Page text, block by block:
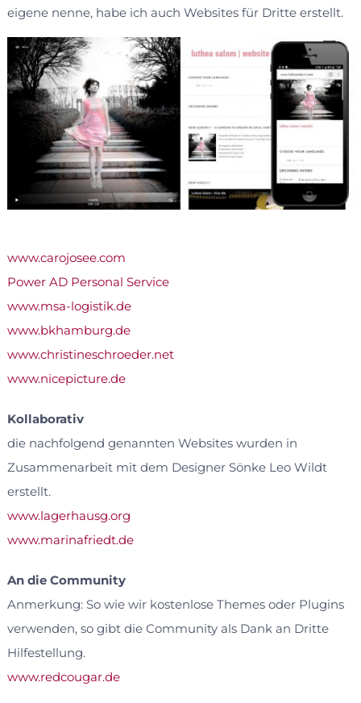
eigene nenne, habe ich auch Websites für Dritte erstellt.
www.carojosee.com
Power AD Personal Service
www.msa-logistik.de
www.bkhamburg.de
www.christineschroeder.net
www.nicepicture.de
Kollaborativ
die nachfolgend genannten Websites wurden in
Zusammenarbeit mit dem Designer Sönke Leo Wildt
erstellt.
www.lagerhausg.org
www.marinafriedt.de
An die Community
Anmerkung: So wie wir kostenlose Themes oder Plugins
verwenden, so gibt die Community als Dank an Dritte
Hilfestellung.
www.redcougar.de